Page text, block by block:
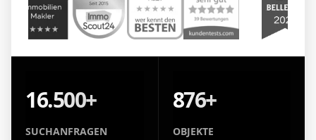
16.500+
SUCHANFRAGEN
876+
OBJEKTE